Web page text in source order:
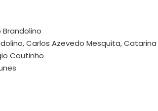
Carlos Azevedo Mesquita, Catarina
Coutinho